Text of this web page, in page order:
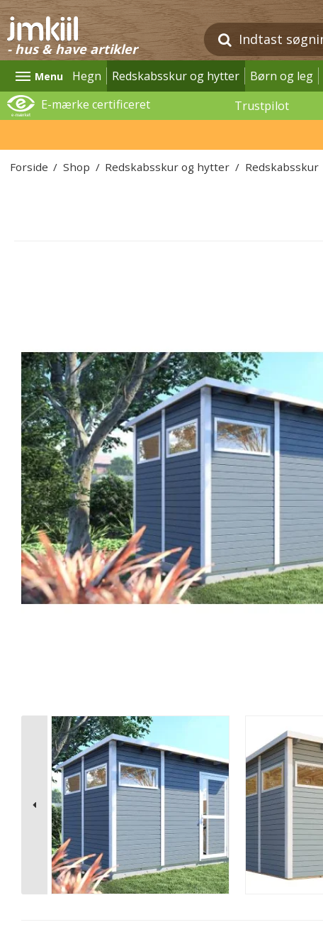
- hus & have artikler
Menu Hegn Redskabsskur og hytter Børn og leg
E-mærke certificeret
Trustpilot
Forside / Shop / Redskabsskur og hytter / Redskabsskur